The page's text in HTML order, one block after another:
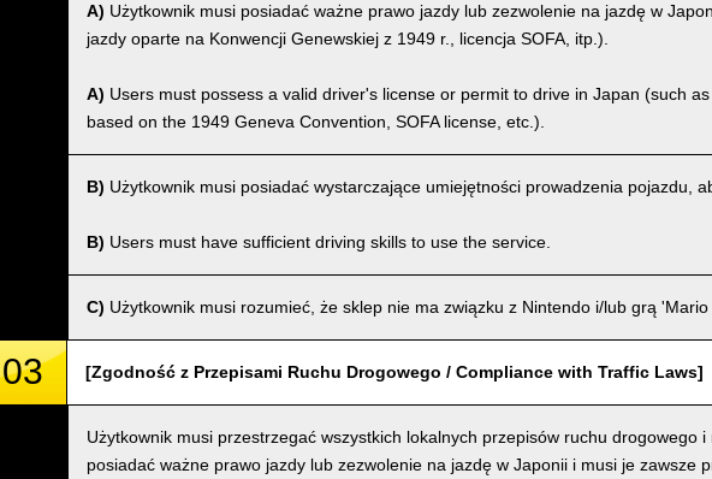
A) Użytkownik musi posiadać ważne prawo jazdy lub zezwolenie na jazdę w
jazdy oparte na Konwencji Genewskiej z 1949 r., licencja SOFA, itp.).
A) Users must possess a valid driver's license or permit to drive in Japan (such
based on the 1949 Geneva Convention, SOFA license, etc.).
B) Użytkownik musi posiadać wystarczające umiejętności prowadzenia pojazdu,
B) Users must have sufficient driving skills to use the service.
C) Użytkownik musi rozumieć, że sklep nie ma związku z Nintendo i/lub grą 'Mario
03 [Zgodność z Przepisami Ruchu Drogowego / Compliance with Traffic Laws]
Użytkownik musi przestrzegać wszystkich lokalnych przepisów ruchu drogowego
posiadać ważne prawo jazdy lub zezwolenie na jazdę w Japonii i musi je zawsze